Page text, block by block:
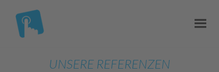
UNSERE REFERENZEN